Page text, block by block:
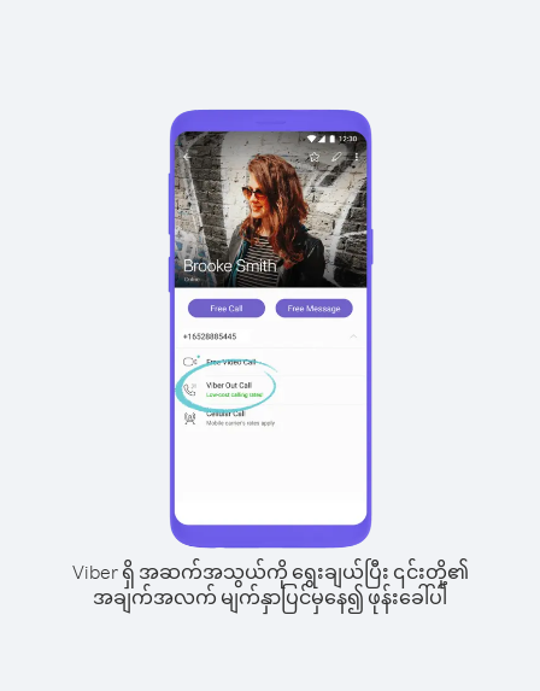
Viber ရှိ အဆက်အသွယ်ကို ရွေးချယ်ပြီး ၎င်းတို့၏
အချက်အလက် မျက်နှာပြင်မှနေ၍ ဖုန်းခေါ်ပါ